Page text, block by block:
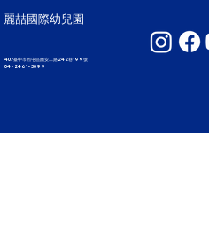
麗喆國際幼兒園
407臺中市西屯區國安二路242巷199號
04 - 2461 - 3099